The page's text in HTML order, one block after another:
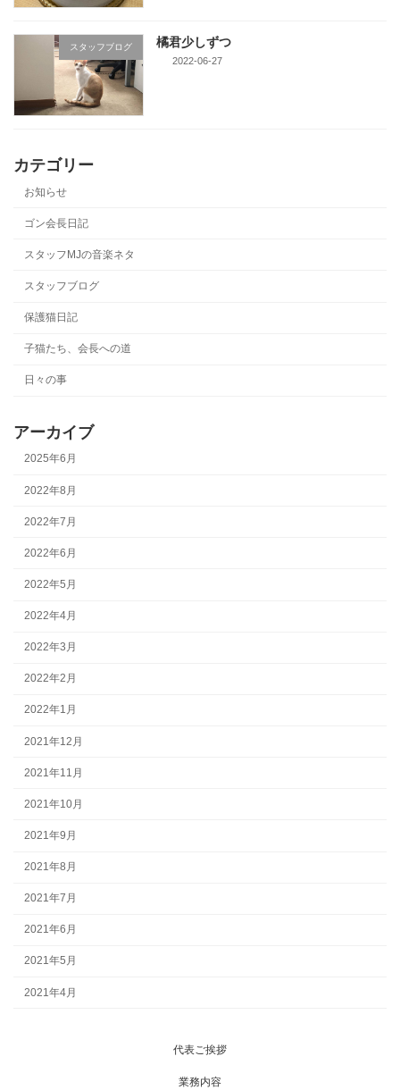
スタッフブログ 橘君少しずつ
2022-06-27
カテゴリー
お知らせ
ゴン会長日記
スタッフMJの音楽ネタ
スタッフブログ
保護猫日記
子猫たち、会長への道
日々の事
アーカイブ
2025年6月
2022年8月
2022年7月
2022年6月
2022年5月
2022年4月
2022年3月
2022年2月
2022年1月
2021年12月
2021年11月
2021年10月
2021年9月
2021年8月
2021年7月
2021年6月
2021年5月
2021年4月
代表ご挨拶
業務内容